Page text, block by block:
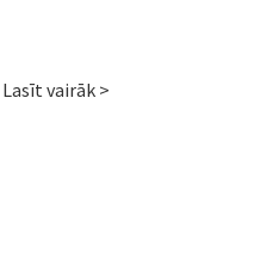
Lasīt vairāk >